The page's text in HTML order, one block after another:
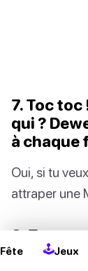
2
7. Toc toc
qui ?
à chaque
Oui, si tu
attraper une
8. Toc
? Je da ho
Fête 🕹Jeux